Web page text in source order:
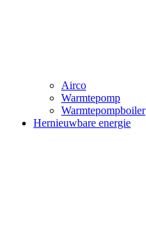
Airco
Warmtepomp
Warmtepompboiler
Hernieuwbare energie